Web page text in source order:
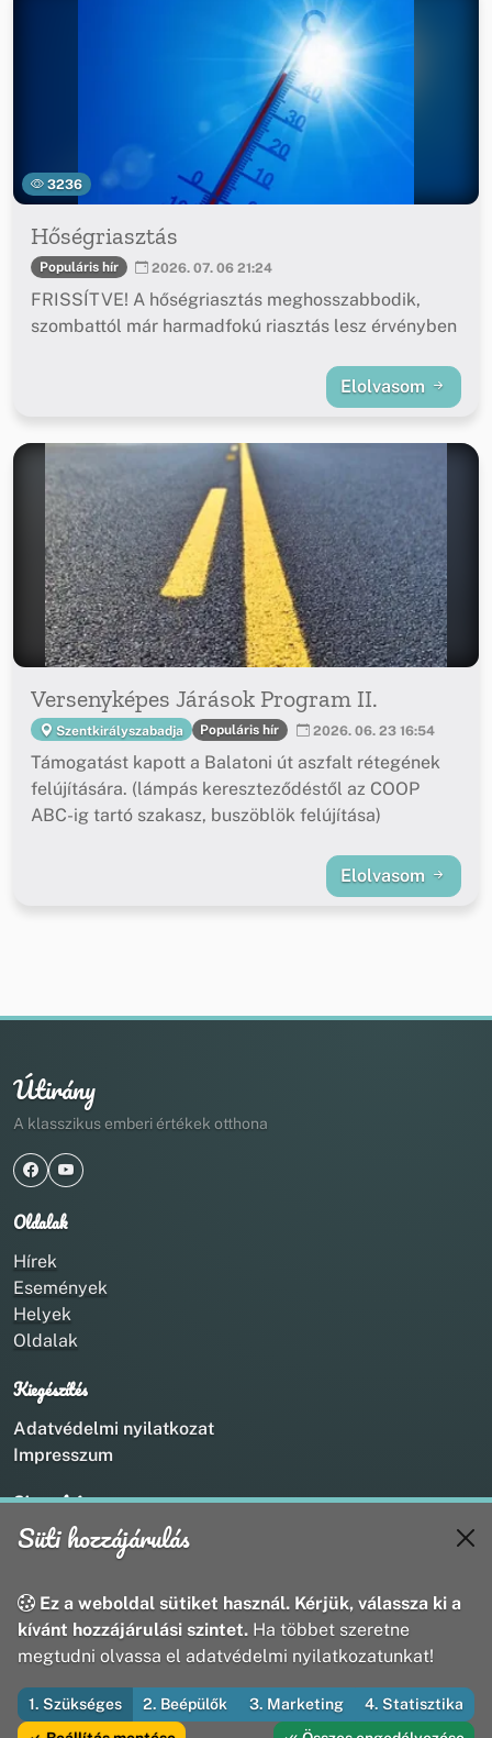
3236
Hőségriasztás
Populáris hír 2026. 07. 06 21:24
FRISSÍTVE! A hőségriasztás meghosszabbodik,
szombattól már harmadfokú riasztás lesz érvényben
Elolvasom
Versenyképes Járások Program II.
Szentkirályszabadja Populáris hír 2026. 06. 23 16:54
Támogatást kapott a Balatoni út aszfalt rétegének
felújítására. (lámpás kereszteződéstől az COOP
ABC-ig tartó szakasz, buszöblök felújítása)
Elolvasom
Útirány
A klasszikus emberi értékek otthona
Oldalak
Hírek
Események
Helyek
Oldalak
Kiegészítés
Adatvédelmi nyilatkozat
Impresszum
Kapcsolat
+36 20 211 1888
webmaster@utirany.hu
8419 Csesznek, Vasút u.18.
© 2026 Útirány Webmédia Bt. — Minden jog fenntartva
Süti hozzájárulás
Ez a weboldal sütiket használ. Kérjük, válassza ki a
kívánt hozzájárulási szintet. Ha többet szeretne
megtudni olvassa el adatvédelmi nyilatkozatunkat!
1. Szükséges 2. Beépülők 3. Marketing
4. Statisztika